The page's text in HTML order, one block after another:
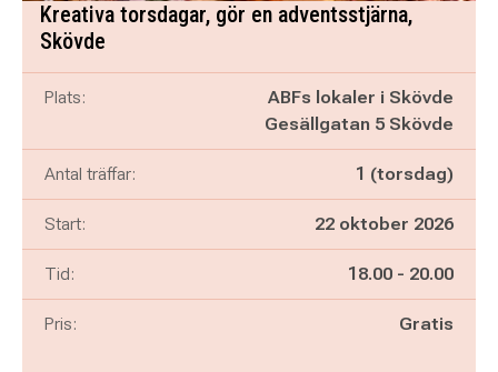
Kreativa torsdagar, gör en adventsstjärna,
Skövde
Plats:
ABFs lokaler i Skövde
Gesällgatan 5 Skövde
Antal träffar: 1 (torsdag)
Start: 22 oktober 2026
Tid: Pågår mellan
18.00 - och
20.00
Pris: Gratis